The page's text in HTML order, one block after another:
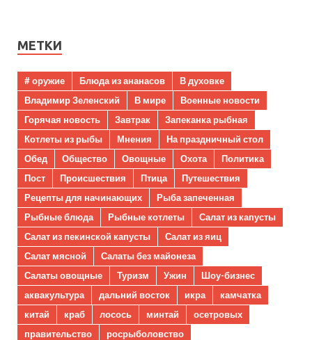
МЕТКИ
# оружие Блюда из ананасов
В духовке
Владимир Зеленский
В мире
Военные новости
Горячая новость
Завтрак
Запеканка рыбная
Котлеты из рыбы
Мнения
На праздничный стол
Обед
Общество Овощные Охота
Политика
Пост
Происшествия Птица
Путешествия
Рецепты для начинающих
Рыба запеченная
Рыбные блюда
Рыбные котлеты
Салат из капусты
Салат из пекинской капусты
Салат из яиц
Салат мясной
Салаты без майонеза
Салаты овощные
Туризм Ужин
Шоу-бизнес
аквакультура
дальний восток икра
камчатка
китай
краб лосось минтай
осетровых
правительство
росрыболовство